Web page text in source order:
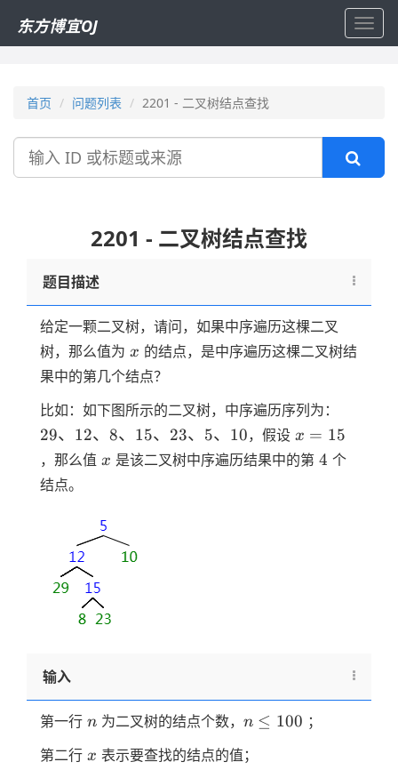
东方博宜OJ
首页 问题列表 2201 - 二叉树结点查找
搜
2201 - 二叉树结点查找
题目描述
给定一颗二叉树，请问，如果中序遍历这棵二叉
树，那么值为 x
x 的结点，是中序遍历这棵二叉树结
果中的第几个结点？
比如：如下图所示的二叉树，中序遍历序列为：
12、
8、
15、
29、 12、 8、 15、 23、 5、 10，假设 x=15
x = 15
，那么值 x
x 是该二叉树中序遍历结果中的第 4
4 个
结点。
输入
第一行 n
n 为二叉树的结点个数， n
100
n ≤ 100 ；
第二行 x
x 表示要查找的结点的值；